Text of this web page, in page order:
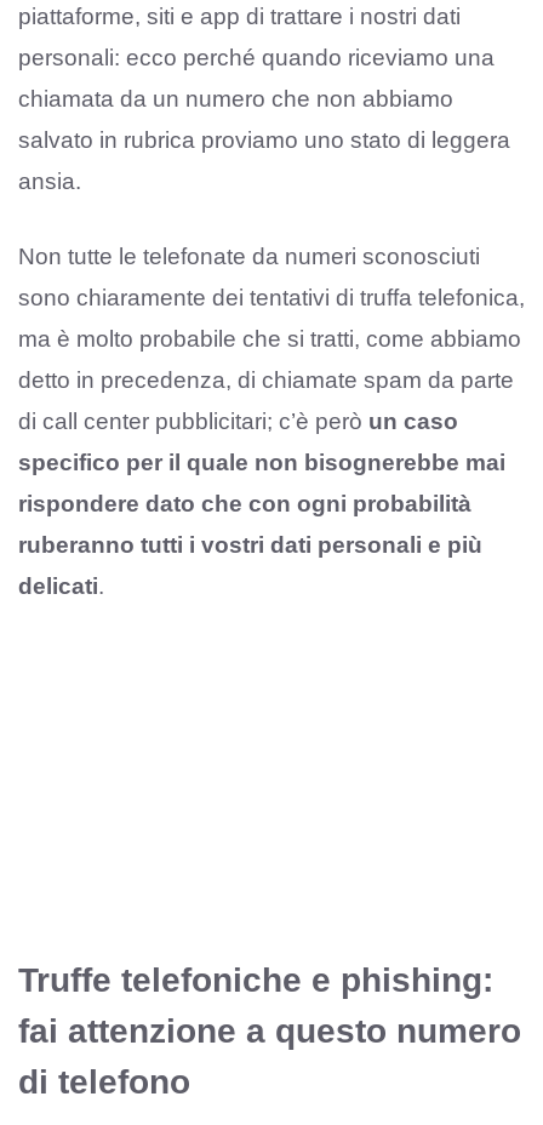
piattaforme, siti e app di trattare i nostri dati
personali: ecco perché quando riceviamo una
chiamata da un numero che non abbiamo
salvato in rubrica proviamo uno stato di leggera
ansia.
Non tutte le telefonate da numeri sconosciuti
sono chiaramente dei tentativi di truffa telefonica,
ma è molto probabile che si tratti, come abbiamo
detto in precedenza, di chiamate spam da parte
di call center pubblicitari; c’è però un caso
specifico per il quale non bisognerebbe mai
rispondere dato che con ogni probabilità
ruberanno tutti i vostri dati personali e più
delicati.
Truffe telefoniche e phishing:
fai attenzione a questo numero
di telefono